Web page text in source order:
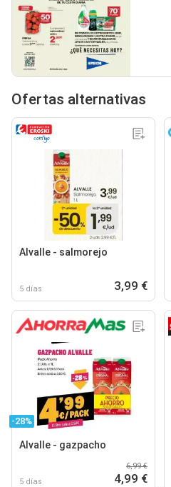
Ofertas alternativas
Alvalle - salmorejo
5 días 3,99 €
-28%
Alvalle - gazpacho
5 días
6,99 €
4,99 €